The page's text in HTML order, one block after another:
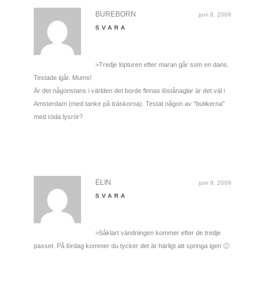
juni 9, 2009
BUREBORN
SVARA
>Tredje löpturen efter maran går som en dans.
Testade igår. Mums!
Är det någonstans i världen det borde finnas löstånaglar är det väl i
Amsterdam (med tanke på träskorna). Testat någon av "butikerna"
med röda lysrör?
juni 9, 2009
ELIN
SVARA
>Såklart vändningen kommer efter de tredje
passet. På lördag kommer du tycker det är härligt att springa igen 🙂